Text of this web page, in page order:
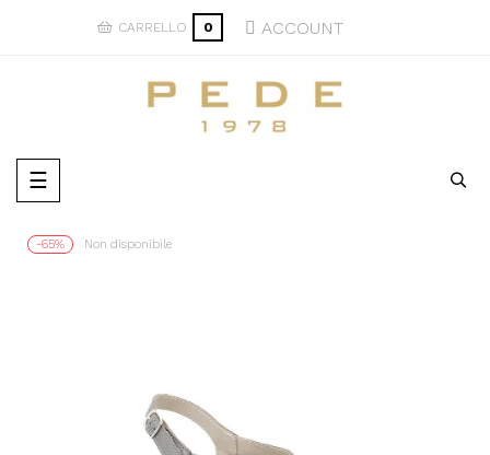
CARRELLO 0 ACCOUNT
navigazione
Toggle
☰
-65% Non disponibile